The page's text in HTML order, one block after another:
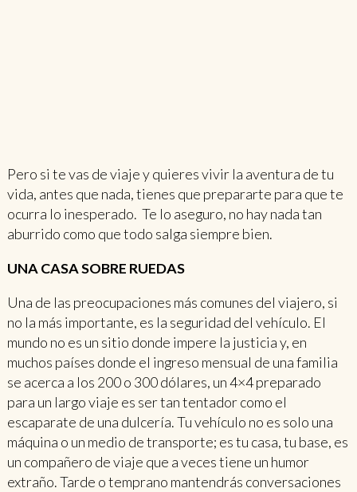
Pero si te vas de viaje y quieres vivir la aventura de tu
vida, antes que nada, tienes que prepararte para que te
ocurra lo inesperado. Te lo aseguro, no hay nada tan
aburrido como que todo salga siempre bien.
UNA CASA SOBRE RUEDAS
Una de las preocupaciones más comunes del viajero, si
no la más importante, es la seguridad del vehículo. El
mundo no es un sitio donde impere la justicia y, en
muchos países donde el ingreso mensual de una familia
se acerca a los 200 o 300 dólares, un 4×4 preparado
para un largo viaje es ser tan tentador como el
escaparate de una dulcería. Tu vehículo no es solo una
máquina o un medio de transporte; es tu casa, tu base, es
un compañero de viaje que a veces tiene un humor
extraño. Tarde o temprano mantendrás conversaciones